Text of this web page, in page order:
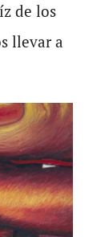
de los
llevar a